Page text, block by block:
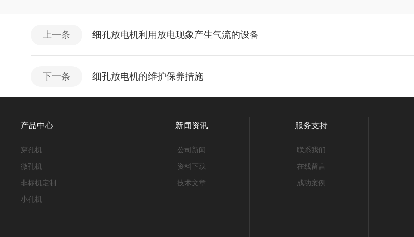
上一条 细孔放电机利用放电现象产生气流的设备
下一条 细孔放电机的维护保养措施
产品中心
穿孔机
微孔机
非标机定制
小孔机
新闻资讯
公司新闻
资料下载
技术文章
服务支持
联系我们
在线留言
成功案例